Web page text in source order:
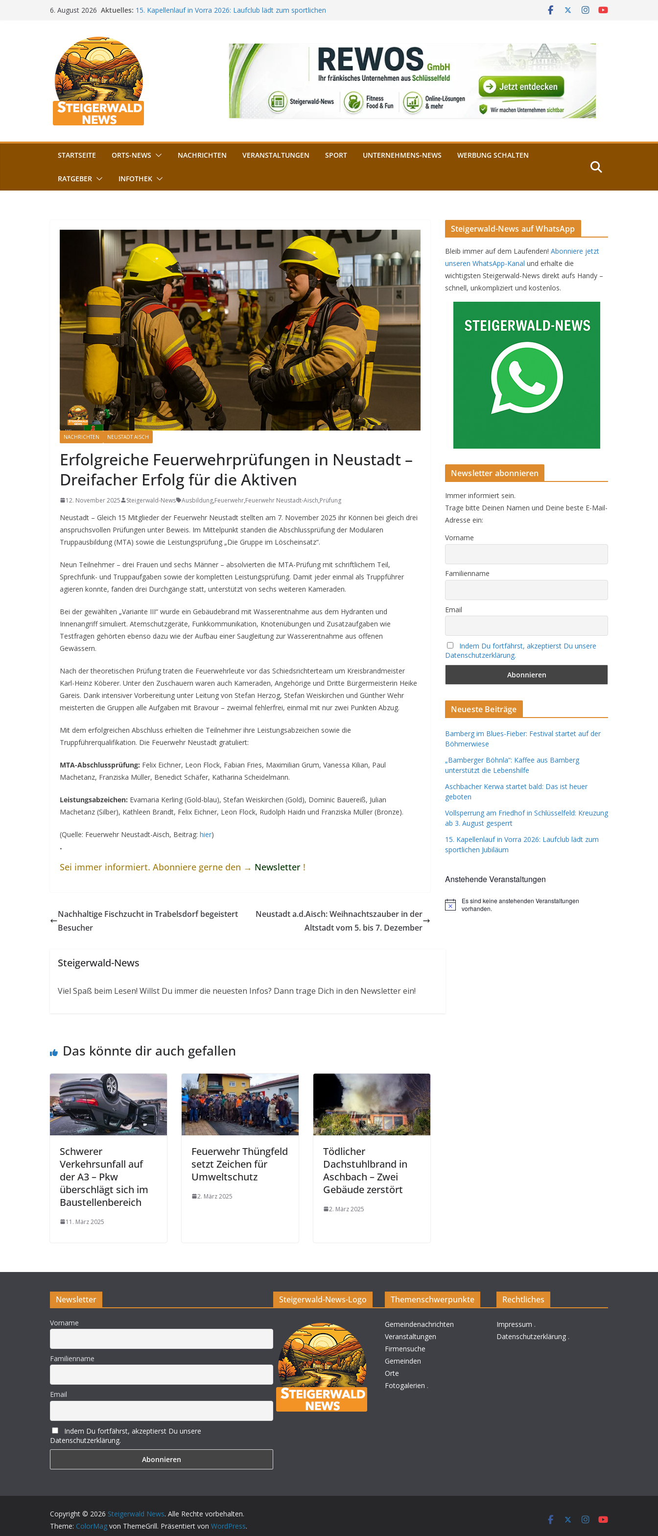
6. August 2026 Aktuelles: 15. Kapellenlauf in Vorra 2026: Laufclub lädt zum sportlichen
„Bamberger Böhnla“: Kaffee aus Bamberg unterstützt die
Lebenshilfe
Aschbacher Kerwa startet bald: Das ist heuer geboten
Vollsperrung am Friedhof in Schlüsselfeld: Kreuzung ab 3.
August gesperrt
STARTSEITE ORTS-NEWS NACHRICHTEN VERANSTALTUNGEN SPORT UNTERNEHMENS-NEWS WERBUNG SCHALTEN
RATGEBER INFOTHEK
NACHRICHTEN NEUSTADT AISCH
Erfolgreiche Feuerwehrprüfungen in Neustadt –
Dreifacher Erfolg für die Aktiven
12. November 2025 Steigerwald-News Ausbildung,Feuerwehr,Feuerwehr Neustadt-Aisch,Prüfung
Neustadt – Gleich 15 Mitglieder der Feuerwehr Neustadt stellten am 7. November 2025 ihr Können bei gleich drei
anspruchsvollen Prüfungen unter Beweis. Im Mittelpunkt standen die Abschlussprüfung der Modularen
Truppausbildung (MTA) sowie die Leistungsprüfung „Die Gruppe im Löscheinsatz“.
Neun Teilnehmer – drei Frauen und sechs Männer – absolvierten die MTA-Prüfung mit schriftlichem Teil,
Sprechfunk- und Truppaufgaben sowie der kompletten Leistungsprüfung. Damit jeder einmal als Truppführer
agieren konnte, fanden drei Durchgänge statt, unterstützt von sechs weiteren Kameraden.
Bei der gewählten „Variante III“ wurde ein Gebäudebrand mit Wasserentnahme aus dem Hydranten und
Innenangriff simuliert. Atemschutzgeräte, Funkkommunikation, Knotenübungen und Zusatzaufgaben wie
Testfragen gehörten ebenso dazu wie der Aufbau einer Saugleitung zur Wasserentnahme aus offenen
Gewässern.
Nach der theoretischen Prüfung traten die Feuerwehrleute vor das Schiedsrichterteam um Kreisbrandmeister
Karl-Heinz Köberer. Unter den Zuschauern waren auch Kameraden, Angehörige und Dritte Bürgermeisterin Heike
Gareis. Dank intensiver Vorbereitung unter Leitung von Stefan Herzog, Stefan Weiskirchen und Günther Wehr
meisterten die Gruppen alle Aufgaben mit Bravour – zweimal fehlerfrei, einmal mit nur zwei Punkten Abzug.
Mit dem erfolgreichen Abschluss erhielten die Teilnehmer ihre Leistungsabzeichen sowie die
Truppführerqualifikation. Die Feuerwehr Neustadt gratuliert:
MTA-Abschlussprüfung: Felix Eichner, Leon Flock, Fabian Fries, Maximilian Grum, Vanessa Kilian, Paul
Machetanz, Franziska Müller, Benedict Schäfer, Katharina Scheidelmann.
Leistungsabzeichen: Evamaria Kerling (Gold-blau), Stefan Weiskirchen (Gold), Dominic Bauereiß, Julian
Machetanz (Silber), Kathleen Brandt, Felix Eichner, Leon Flock, Rudolph Haidn und Franziska Müller (Bronze).
(Quelle: Feuerwehr Neustadt-Aisch, Beitrag: hier)
.
Sei immer informiert. Abonniere gerne den → Newsletter !
Nachhaltige Fischzucht in Trabelsdorf begeistert
Besucher
Neustadt a.d.Aisch: Weihnachtszauber in der
Altstadt vom 5. bis 7. Dezember
Steigerwald-News
Viel Spaß beim Lesen! Willst Du immer die neuesten Infos? Dann trage Dich in den Newsletter ein!
Das könnte dir auch gefallen
Schwerer
Verkehrsunfall auf
der A3 – Pkw
überschlägt sich im
Baustellenbereich
11. März 2025
Feuerwehr Thüngfeld
setzt Zeichen für
Umweltschutz
2. März 2025
Tödlicher
Dachstuhlbrand in
Aschbach – Zwei
Gebäude zerstört
2. März 2025
Steigerwald-News auf WhatsApp
Bleib immer auf dem Laufenden! Abonniere jetzt
unseren WhatsApp-Kanal und erhalte die
wichtigsten Steigerwald-News direkt aufs Handy –
schnell, unkompliziert und kostenlos.
Newsletter abonnieren
Immer informiert sein.
Trage bitte Deinen Namen und Deine beste E-Mail-
Adresse ein:
Vorname
Familienname
Email
Indem Du fortfährst, akzeptierst Du unsere
Datenschutzerklärung.
Neueste Beiträge
Bamberg im Blues-Fieber: Festival startet auf der
Böhmerwiese
„Bamberger Böhnla“: Kaffee aus Bamberg
unterstützt die Lebenshilfe
Aschbacher Kerwa startet bald: Das ist heuer
geboten
Vollsperrung am Friedhof in Schlüsselfeld: Kreuzung
ab 3. August gesperrt
15. Kapellenlauf in Vorra 2026: Laufclub lädt zum
sportlichen Jubiläum
Anstehende Veranstaltungen
H
Es sind keine anstehenden Veranstaltungen
vorhanden.
Newsletter
Vorname
Familienname
Email
Indem Du fortfährst, akzeptierst Du unsere
Datenschutzerklärung.
Steigerwald-News-Logo Themenschwerpunkte
Gemeindenachrichten
Veranstaltungen
Firmensuche
Gemeinden
Orte
Fotogalerien .
Rechtliches
Impressum .
Datenschutzerklärung .
Copyright © 2026 Steigerwald News. Alle Rechte vorbehalten.
Theme: ColorMag von ThemeGrill. Präsentiert von WordPress.